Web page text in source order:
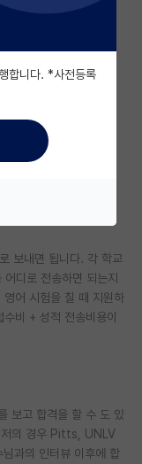
수 도전기 - 3편'에서
보내면 됩니다. 각 학교
디로 전송하면 되는지
어 시험을 칠 때 지원하
비 + 성적 전송비용이
보고 합격을 할 수 도 있
저의 경우 Pitts, UNLV
과의 인터뷰 이후에 합
합니다. *사전등록